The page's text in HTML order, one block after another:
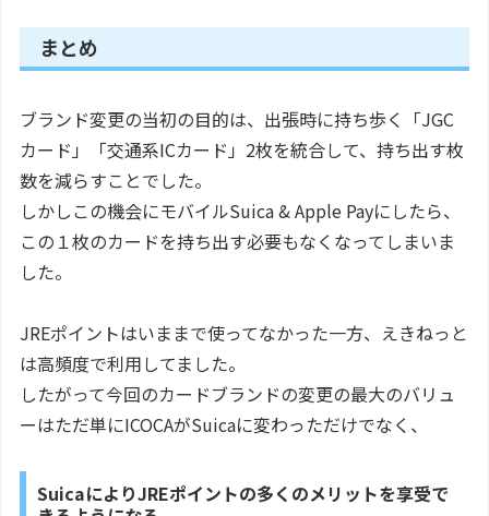
まとめ
ブランド変更の当初の目的は、出張時に持ち歩く「JGC
カード」「交通系ICカード」2枚を統合して、持ち出す枚
数を減らすことでした。
しかしこの機会にモバイルSuica & Apple Payにしたら、
この１枚のカードを持ち出す必要もなくなってしまいま
した。
JREポイントはいままで使ってなかった一方、えきねっと
は高頻度で利用してました。
したがって今回のカードブランドの変更の最大のバリュ
ーはただ単にICOCAがSuicaに変わっただけでなく、
SuicaによりJREポイントの多くのメリットを享受で